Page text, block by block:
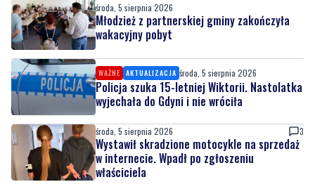
środa, 5 sierpnia 2026
Młodzież z partnerskiej gminy zakończyła
wakacyjny pobyt
WAŻNE AKTUALIZACJA środa, 5 sierpnia 2026
Policja szuka 15-letniej Wiktorii. Nastolatka
wyjechała do Gdyni i nie wróciła
środa, 5 sierpnia 2026 3
Wystawił skradzione motocykle na sprzedaż
w internecie. Wpadł po zgłoszeniu
właściciela